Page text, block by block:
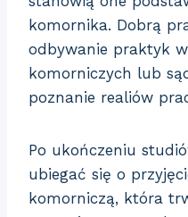
komornika. Dobrą
odbywanie praktyk
komorniczych lub
poznanie realiów
Po ukończeniu
ubiegać się o
komorniczą, która